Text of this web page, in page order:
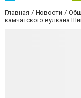
Главная Новости
камчатского вулкана